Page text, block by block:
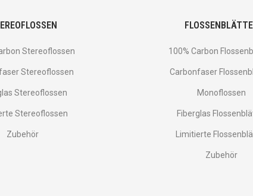
Stereoflossen
Stereoflossen
Stereoflossen
Stereoflossen
Zubehör
100% Carbon
Carbonfaser
Monoflossen
Fiberglas
Limitierte
Zubehör